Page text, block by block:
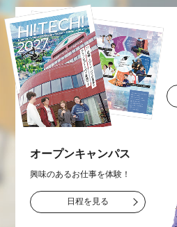
オープンキャンパス
興味のあるお仕事を体験！
日程を見る